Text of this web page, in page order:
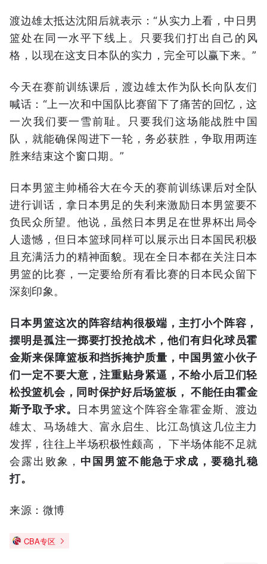
渡边雄太抵达沈阳后就表示：“从实力上看，中日男
篮处在同一水平下线上。只要我们打出自己的风
格，以现在这支日本队的实力，完全可以赢下来。”
今天在赛前训练课后，渡边雄太作为队长向队友们
喊话：“上一次和中国队比赛留下了痛苦的回忆，这
一次我们要一雪前耻。只要我们这场能战胜中国
队，就能确保闯进下一轮，务必获胜，争取用两连
胜来结束这个窗口期。”
日本男篮主帅桶谷大在今天的赛前训练课后对全队
进行训话，拿日本男足的失利来激励日本男篮要不
负民众所望。他说，虽然日本男足在世界杯出局令
人遗憾，但日本篮球同样可以展示出日本国民积极
且充满活力的精神面貌。现在全日本都在关注日本
男篮的比赛，一定要给所有看比赛的日本民众留下
深刻印象。
日本男篮这次的阵容结构很极端，主打小个阵容，
摆明是孤注一掷要打投抢战术，他们有归化球员霍
金斯来保障篮板和挡拆掩护质量，中国男篮小伙子
们一定不要大意，注重贴身紧逼，不给小后卫们轻
松投篮机会，同时保护好后场篮板， 不能任由霍金
斯予取予求。
日本男篮这个阵容全靠霍金斯、渡边
雄太、马场雄大、富永启生、比江岛慎这几位主力
发挥，往往上半场积极性颇高， 下半场体能不足就
会露出败象， 中国男篮不能急于求成，要稳扎稳
打。
来源：微博
CBA专区